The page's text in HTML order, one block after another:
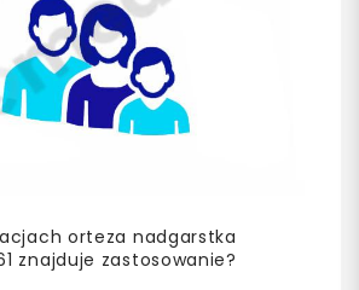
orteza nadgarstka
znajduje zastosowanie?